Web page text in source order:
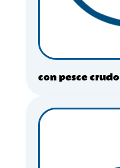
con pesce crudo